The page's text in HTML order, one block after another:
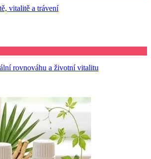
vitalitě a trávení
rovnováhu a životní vitalitu